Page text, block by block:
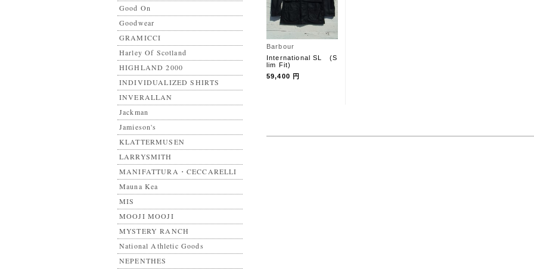
Good On
Goodwear
GRAMICCI
Harley Of Scotland
HIGHLAND 2000
INDIVIDUALIZED SHIRTS
INVERALLAN
Jackman
Jamieson's
KLATTERMUSEN
LARRYSMITH
MANIFATTURA・CECCARELLI
Mauna Kea
MIS
MOOJI MOOJI
MYSTERY RANCH
National Athletic Goods
NEPENTHES
Barbour
International SL (S
lim Fit)
59,400 円